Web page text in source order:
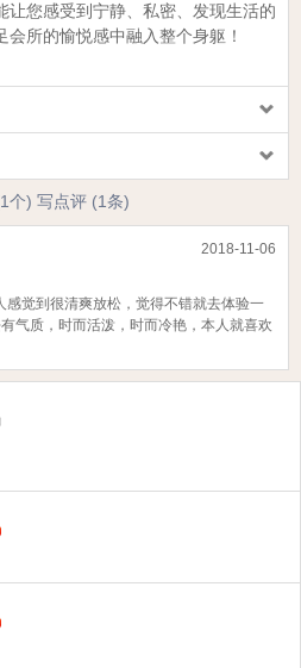
让您感受到宁静、私密、发现生活的
所的愉悦感中融入整个身躯！
个) 写点评 (1条)
2018-11-06
觉到很清爽放松，觉得不错就去体验一
气质，时而活泼，时而冷艳，本人就喜欢